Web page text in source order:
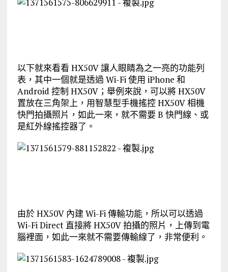
以下就來看看 HX50V 讓人眼睛為之一亮的功能列
表，其中一個就是透過 Wi-Fi 使用 iPhone 和
Android 控制 HX50V；舉例來說，可以將 HX50V
置放在三角架上，用智慧型手機搖控 HX50V 相機
快門拍攝照片，如此一來，就不需要 B 快門線、或
是紅外線搖控器了。
由於 HX50V 內建 Wi-Fi 傳輸功能，所以可以透過
Wi-Fi Direct 直接將 HX50V 拍攝的照片，上傳到電
腦裡面，如此一來就不需要傳輸線了，非常便利。